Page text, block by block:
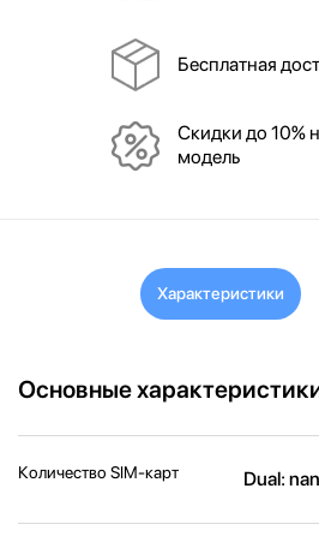
Бесплатная
Скидки до 10%
модель
Характеристики
Основные
Количество SIM-карт Dual: